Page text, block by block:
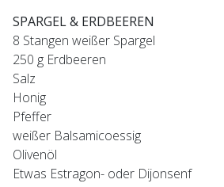
SPARGEL & ERDBEEREN
8 Stangen weißer Spargel
250 g Erdbeeren
Salz
Honig
Pfeffer
weißer Balsamicoessig
Olivenöl
Etwas Estragon- oder Dijonsenf